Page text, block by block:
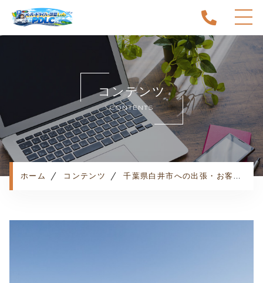
ホーム
当スクールについて
キャンペーン
料金表・コース
出張エリア
予約状況
コンテンツ
CONTENTS
ホーム コンテンツ 千葉県白井市への出張・お客様の声